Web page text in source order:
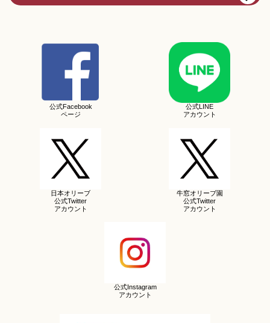
公式Facebook
ページ
公式LINE
アカウント
日本オリーブ
公式Twitter
アカウント
牛窓オリーブ園
公式Twitter
アカウント
公式Instagram
アカウント